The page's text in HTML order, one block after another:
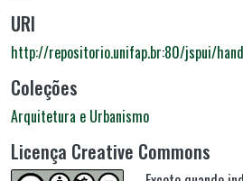
URI
http://repositorio.unifap.br:80/jspui/
Coleções
Arquitetura e Urbanismo
Licença Creative Commons